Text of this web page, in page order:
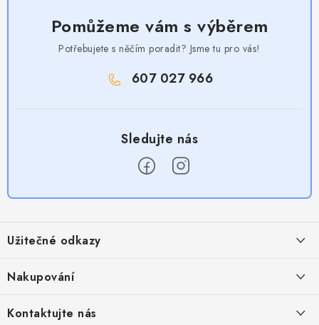
Pomůžeme vám s výběrem
Potřebujete s něčím poradit? Jsme tu pro vás!
607 027 966
p
a
Užitečné odkazy
Obchodní podmínky
Nakupování
Časté otázky
Kontaktujte nás